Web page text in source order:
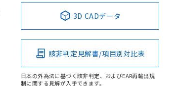
3D CADデータ
該非判定見解書/項目別対比表
日本の外為法に基づく該非判定、およびEAR再輸出規
制に関する見解が入手できます。